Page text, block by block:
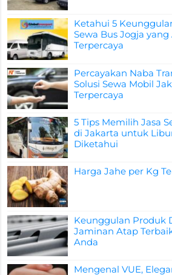
Ketahui 5
Sewa Bus Jogja
Terpercaya
Percayakan Naba
Solusi Sewa Mobil
Terpercaya
5 Tips Memilih Jasa
di Jakarta untuk
Diketahui
Harga Jahe per Kg
Keunggulan Produk
Jaminan Atap
Anda
Mengenal VUE,